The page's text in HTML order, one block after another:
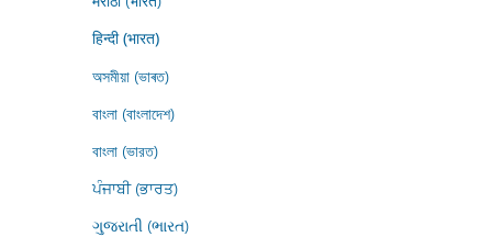
हिन्दी (भारत)
অসমীয়া (ভাৰত)
বাংলা (বাংলাদেশ)
বাংলা (ভারত)
ਪੰਜਾਬੀ (ਭਾਰਤ)
ગુજરાતી (ભારત)